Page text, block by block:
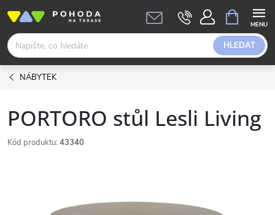
obsah
HLEDAT
NÁKUPNÍ
KOŠÍK
NÁBYTEK
PORTORO stůl Lesli Living
Kód produktu: 43340